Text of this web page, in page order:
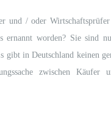
und / oder
ernannt worden? Sie sind
gibt in Deutschland keinen
zwischen